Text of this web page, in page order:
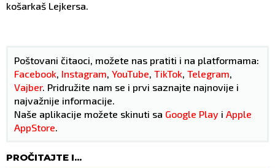
košarkaš Lejkersa.
Poštovani čitaoci, možete nas pratiti i na platformama:
Facebook, Instagram, YouTube, TikTok, Telegram,
Vajber. Pridružite nam se i prvi saznajte najnovije i
najvažnije informacije.
Naše aplikacije možete skinuti sa Google Play i Apple
AppStore.
PROČITAJTE I...